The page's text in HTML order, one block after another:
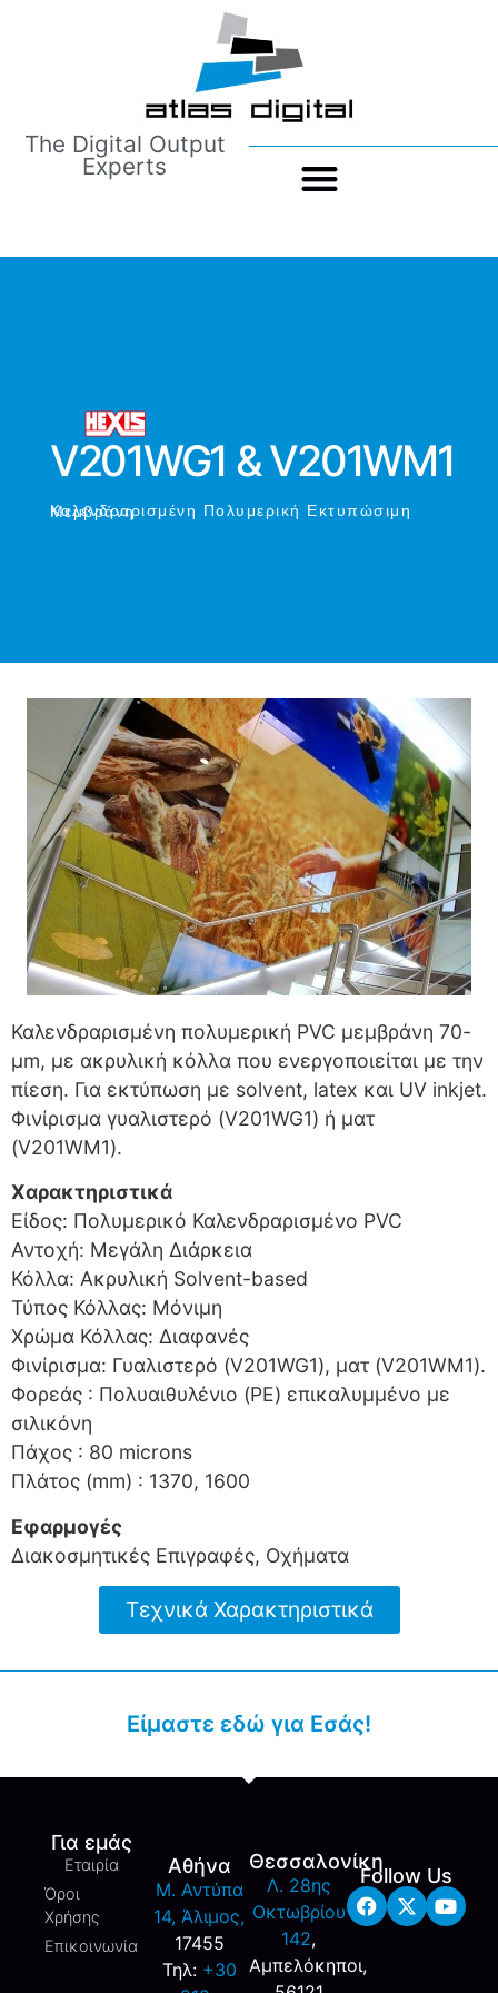
The Digital Output
Experts
V201WG1 & V201WΜ1
Καλενδραρισμένη Πολυμερική Εκτυπώσιμη Μεμβράνη
Καλενδραρισμένη πολυμερική PVC μεμβράνη 70-
μm, με ακρυλική κόλλα που ενεργοποιείται με την
πίεση. Για εκτύπωση με solvent, latex και UV inkjet.
Φινίρισμα γυαλιστερό (V201WG1) ή ματ
(V201WM1).
Χαρακτηριστικά
Είδος: Πολυμερικό Καλενδραρισμένο PVC
Αντοχή: Μεγάλη Διάρκεια
Κόλλα: Ακρυλική Solvent-based
Τύπος Κόλλας: Μόνιμη
Χρώμα Κόλλας: Διαφανές
Φινίρισμα: Γυαλιστερό (V201WG1), ματ (V201WM1).
Φορεάς : Πολυαιθυλένιο (PE) επικαλυμμένο με
σιλικόνη
Πάχος : 80 microns
Πλάτος (mm) : 1370, 1600
Εφαρμογές
Διακοσμητικές Επιγραφές, Οχήματα
Τεχνικά Χαρακτηριστικά
Είμαστε εδώ για Εσάς!
Για εμάς
Εταιρία
Όροι
Χρήσης
Επικοινωνία
Αθήνα
M. Αντύπα
14, Άλιμος,
17455
Τηλ: +30
Θεσσαλονίκη
Λ. 28ης
Οκτωβρίου
142,
Αμπελόκηποι,
Follow Us